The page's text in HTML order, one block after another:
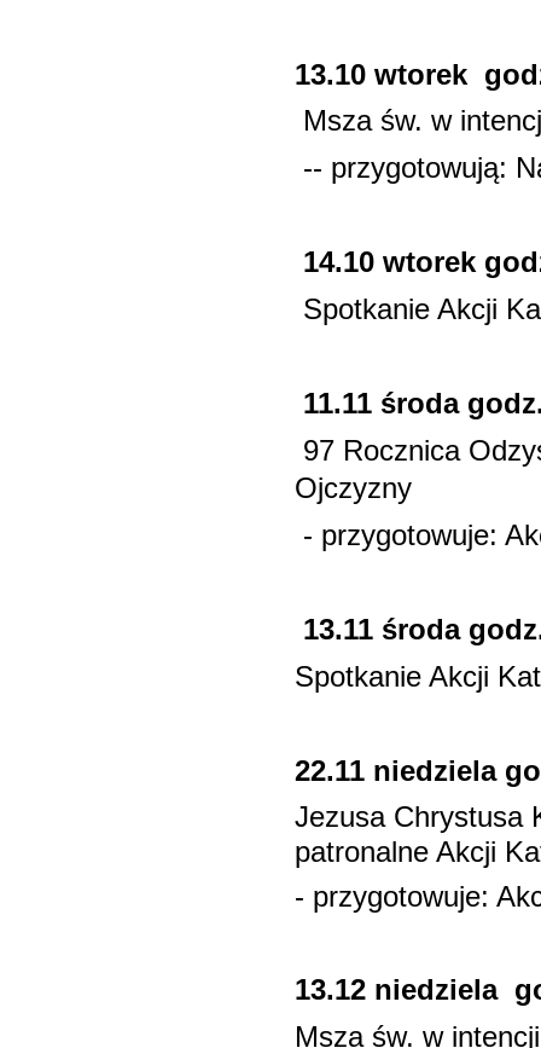
13.10 wtorek
Msza św. w
-- przygotowują:
14.10 wtorek
Spotkanie Akcji
11.11 środa
97 Rocznica
Ojczyzny
- przygotowuje:
13.11 środa
Spotkanie Akcji
22.11 niedziela
Jezusa Chrystusa
patronalne Akcji
- przygotowuje:
13.12 niedziela
Msza św. w